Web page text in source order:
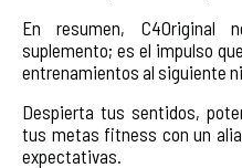
En resumen, C4Original
suplemento; es el impulso
entrenamientos al siguiente
Despierta tus sentidos,
tus metas fitness con un
expectativas.